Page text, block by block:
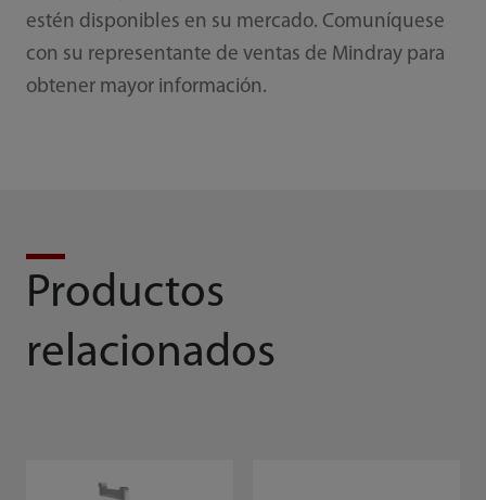
estén disponibles en su mercado. Comuníquese
con su representante de ventas de Mindray para
obtener mayor información.
Productos
relacionados